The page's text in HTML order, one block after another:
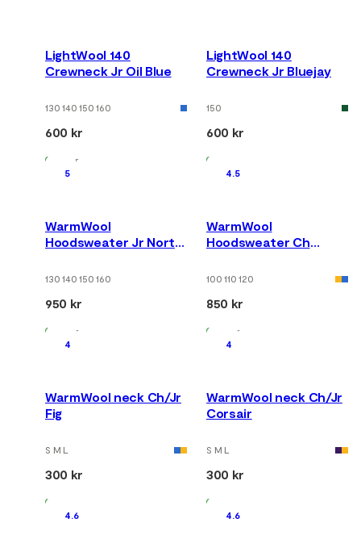
LightWool 140
Crewneck Jr Oil Blue
130 140 150 160
600 kr
I lager
LightWool 140
Crewneck Jr Bluejay
150
600 kr
5
WarmWool
Hoodsweater Jr North
Blazer/Reef Waters
130 140 150 160
950 kr
I lager
4.5
WarmWool
Hoodsweater Ch
100 110 120
850 kr
I lager
4
WarmWool neck Ch/Jr
Fig
S M L
300 kr
4
WarmWool neck Ch/Jr
Corsair
S M L
300 kr
4.6
4.6